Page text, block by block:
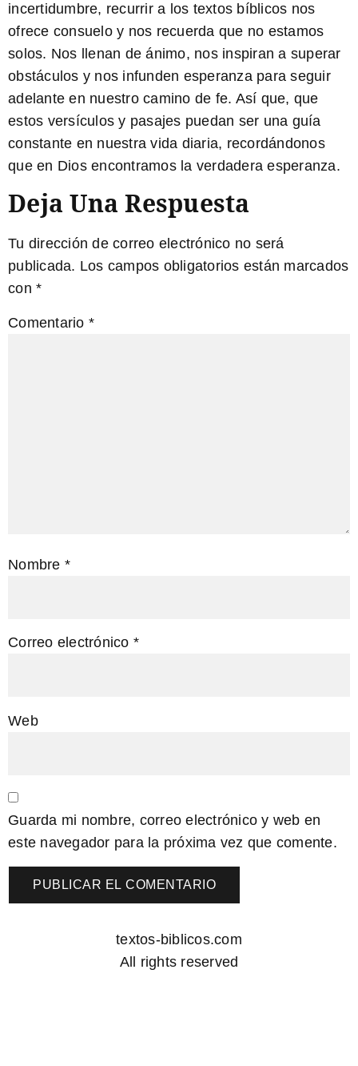
incertidumbre, recurrir a los textos bíblicos nos
ofrece consuelo y nos recuerda que no estamos
solos. Nos llenan de ánimo, nos inspiran a superar
obstáculos y nos infunden esperanza para seguir
adelante en nuestro camino de fe. Así que, que
estos versículos y pasajes puedan ser una guía
constante en nuestra vida diaria, recordándonos
que en Dios encontramos la verdadera esperanza.
Deja Una Respuesta
Tu dirección de correo electrónico no será
publicada. Los campos obligatorios están marcados
con *
Comentario *
Nombre *
Correo electrónico *
Web
Guarda mi nombre, correo electrónico y web en
este navegador para la próxima vez que comente.
textos-biblicos.com
All rights reserved